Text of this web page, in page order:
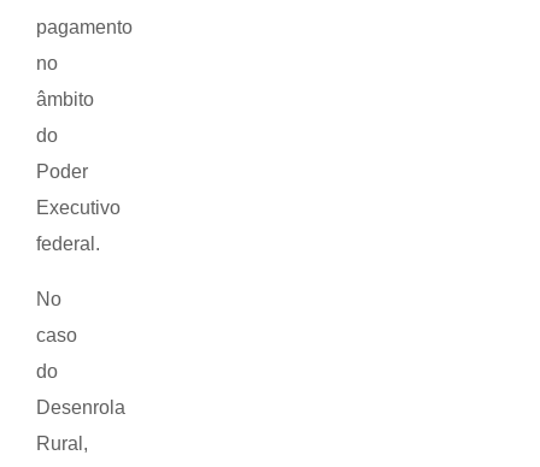
pagamento
no
âmbito
do
Poder
Executivo
federal.
No
caso
do
Desenrola
Rural,